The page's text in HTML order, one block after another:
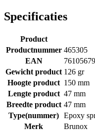
Specificaties
Product
Productnummer 465305
EAN
Gewicht product 126 gr
Hoogte product 150 mm
Lengte product 47 mm
Breedte product 47 mm
Type(nummer) Epoxy
Merk
Brunox